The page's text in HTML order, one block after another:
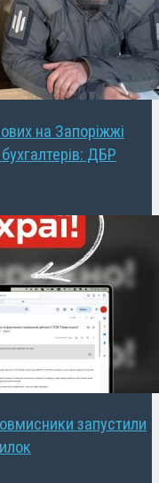
на Запоріжжі
ДБР
запустили